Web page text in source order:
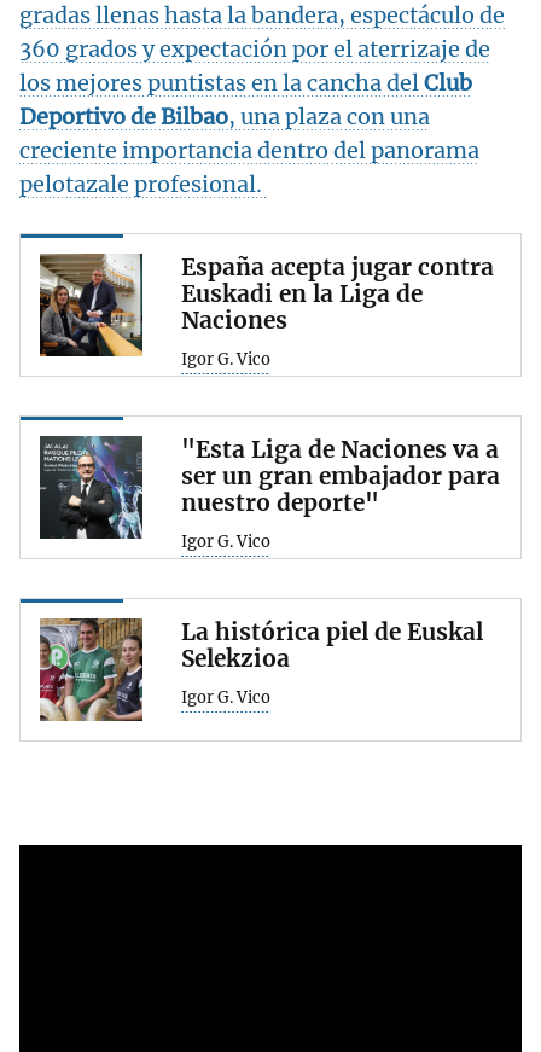
gradas llenas hasta la bandera, espectáculo de
360 grados y expectación por el aterrizaje de
los mejores puntistas en la cancha delClub
Deportivo de Bilbao, una plaza con una
creciente importancia dentro del panorama
pelotazale profesional.
España acepta jugar contra
Euskadi en la Liga de
Naciones
Igor G. Vico
"Esta Liga de Naciones va a
ser un gran embajador para
nuestro deporte"
Igor G. Vico
La histórica piel de Euskal
Selekzioa
Igor G. Vico